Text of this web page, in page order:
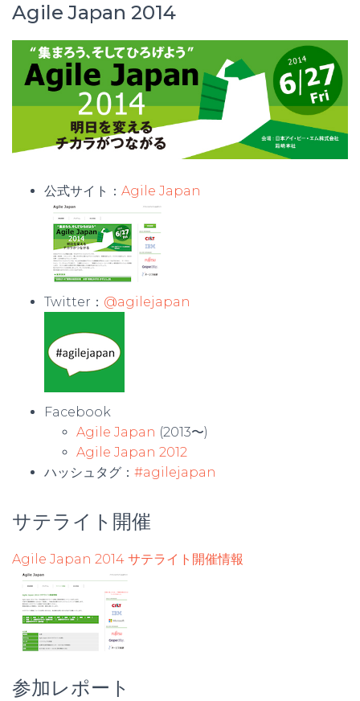
Agile Japan 2014
公式サイト： Agile Japan
Twitter： @agilejapan
Facebook
Agile Japan (2013〜)
Agile Japan 2012
ハッシュタグ： #agilejapan
サテライト開催
Agile Japan 2014 サテライト開催情報
参加レポート